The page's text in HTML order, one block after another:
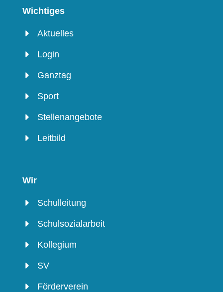
Wichtiges
Aktuelles
Login
Ganztag
Sport
Stellenangebote
Leitbild
Wir
Schulleitung
Schulsozialarbeit
Kollegium
SV
Förderverein